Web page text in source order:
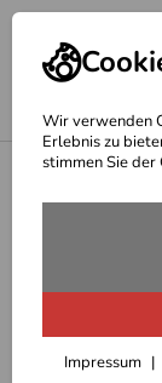
Wir verwenden
Erlebnis zu
stimmen Sie der
Impressum
Hepco Becker